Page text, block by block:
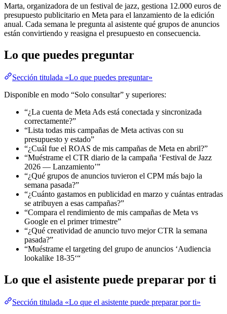
Marta, organizadora de un festival de jazz, gestiona 12.000 euros de
presupuesto publicitario en Meta para el lanzamiento de la edición
anual. Cada semana le pregunta al asistente qué grupos de anuncios
están convirtiendo y reasigna el presupuesto en consecuencia.
Lo que puedes preguntar
Sección titulada «Lo que puedes preguntar»
Disponible en modo “Solo consultar” y superiores:
“¿La cuenta de Meta Ads está conectada y sincronizada
correctamente?”
“Lista todas mis campañas de Meta activas con su
presupuesto y estado”
“¿Cuál fue el ROAS de mis campañas de Meta en abril?”
“Muéstrame el CTR diario de la campaña ‘Festival de Jazz
2026 — Lanzamiento’”
“¿Qué grupos de anuncios tuvieron el CPM más bajo la
semana pasada?”
“¿Cuánto gastamos en publicidad en marzo y cuántas entradas
se atribuyen a esas campañas?”
“Compara el rendimiento de mis campañas de Meta vs
Google en el primer trimestre”
“¿Qué creatividad de anuncio tuvo mejor CTR la semana
pasada?”
“Muéstrame el targeting del grupo de anuncios ‘Audiencia
lookalike 18-35‘“
Lo que el asistente puede preparar por ti
Sección titulada «Lo que el asistente puede preparar por ti»